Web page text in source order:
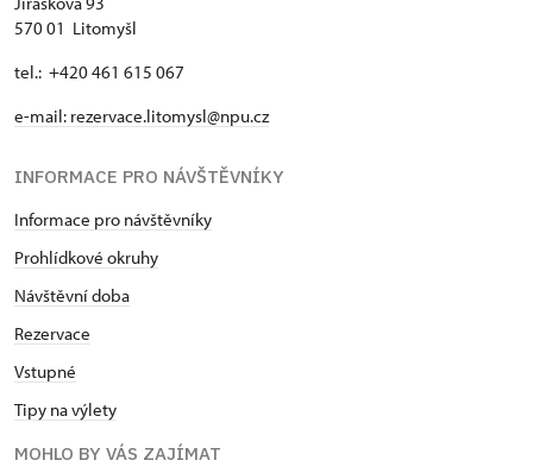
570 01 Litomyšl
tel.: +420 461 615 067
e-mail: rezervace.litomysl@npu.cz
INFORMACE PRO NÁVŠTĚVNÍKY
Informace pro návštěvníky
Prohlídkové okruhy
Návštěvní doba
Rezervace
Vstupné
Tipy na výlety
MOHLO BY VÁS ZAJÍMAT